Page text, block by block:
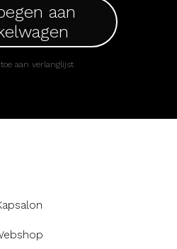
aan
toe aan verlanglijst